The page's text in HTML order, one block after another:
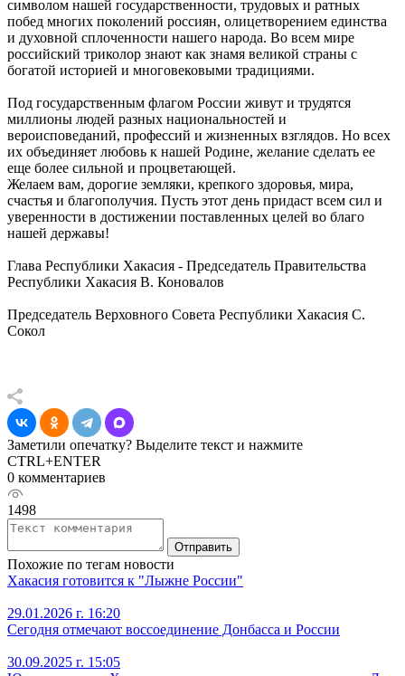
символом нашей государственности, трудовых и ратных
побед многих поколений россиян, олицетворением единства
и духовной сплоченности нашего народа. Во всем мире
российский триколор знают как знамя великой страны с
богатой историей и многовековыми традициями.
Под государственным флагом России живут и трудятся
миллионы людей разных национальностей и
вероисповеданий, профессий и жизненных взглядов. Но всех
их объединяет любовь к нашей Родине, желание сделать ее
еще более сильной и процветающей.
Желаем вам, дорогие земляки, крепкого здоровья, мира,
счастья и благополучия. Пусть этот день придаст всем сил и
уверенности в достижении поставленных целей во благо
нашей державы!
Глава Республики Хакасия - Председатель Правительства
Республики Хакасия В. Коновалов
Председатель Верховного Совета Республики Хакасия С.
Сокол
Заметили опечатку? Выделите текст и нажмите
CTRL+ENTER
0 комментариев
1498
Отправить
Похожие по тегам новости
Хакасия готовится к "Лыжне России"
29.01.2026 г. 16:20
Сегодня отмечают воссоединение Донбасса и России
30.09.2025 г. 15:05